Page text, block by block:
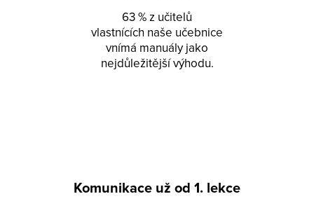
63 % z učitelů
vlastnících naše učebnice
vnímá manuály jako
nejdůležitější výhodu.
Komunikace už od 1. lekce